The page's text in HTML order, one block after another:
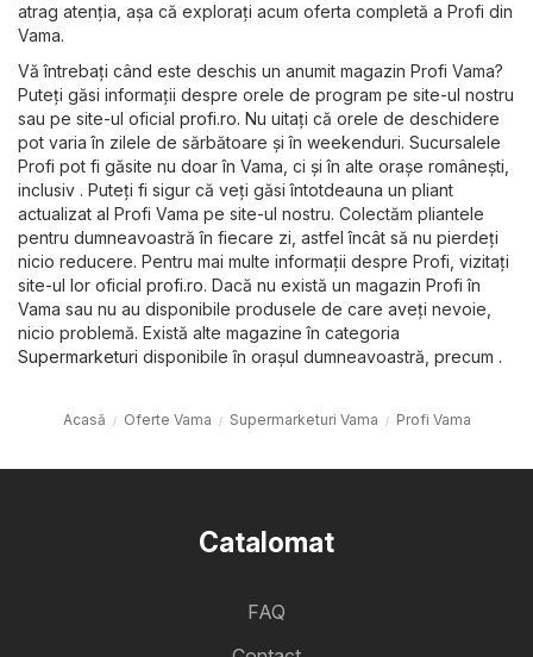
atrag atenția, așa că explorați acum oferta completă a Profi din
Vama.
Vă întrebați când este deschis un anumit magazin Profi Vama?
Puteți găsi informații despre orele de program pe site-ul nostru
sau pe site-ul oficial profi.ro. Nu uitați că orele de deschidere
pot varia în zilele de sărbătoare și în weekenduri. Sucursalele
Profi pot fi găsite nu doar în Vama, ci și în alte orașe românești,
inclusiv . Puteți fi sigur că veți găsi întotdeauna un pliant
actualizat al Profi Vama pe site-ul nostru. Colectăm pliantele
pentru dumneavoastră în fiecare zi, astfel încât să nu pierdeți
nicio reducere. Pentru mai multe informații despre Profi, vizitați
site-ul lor oficial profi.ro. Dacă nu există un magazin Profi în
Vama sau nu au disponibile produsele de care aveți nevoie,
nicio problemă. Există alte magazine în categoria
Supermarketuri disponibile în orașul dumneavoastră, precum .
Acasă Oferte Vama Supermarketuri Vama Profi Vama
Catalomat
FAQ